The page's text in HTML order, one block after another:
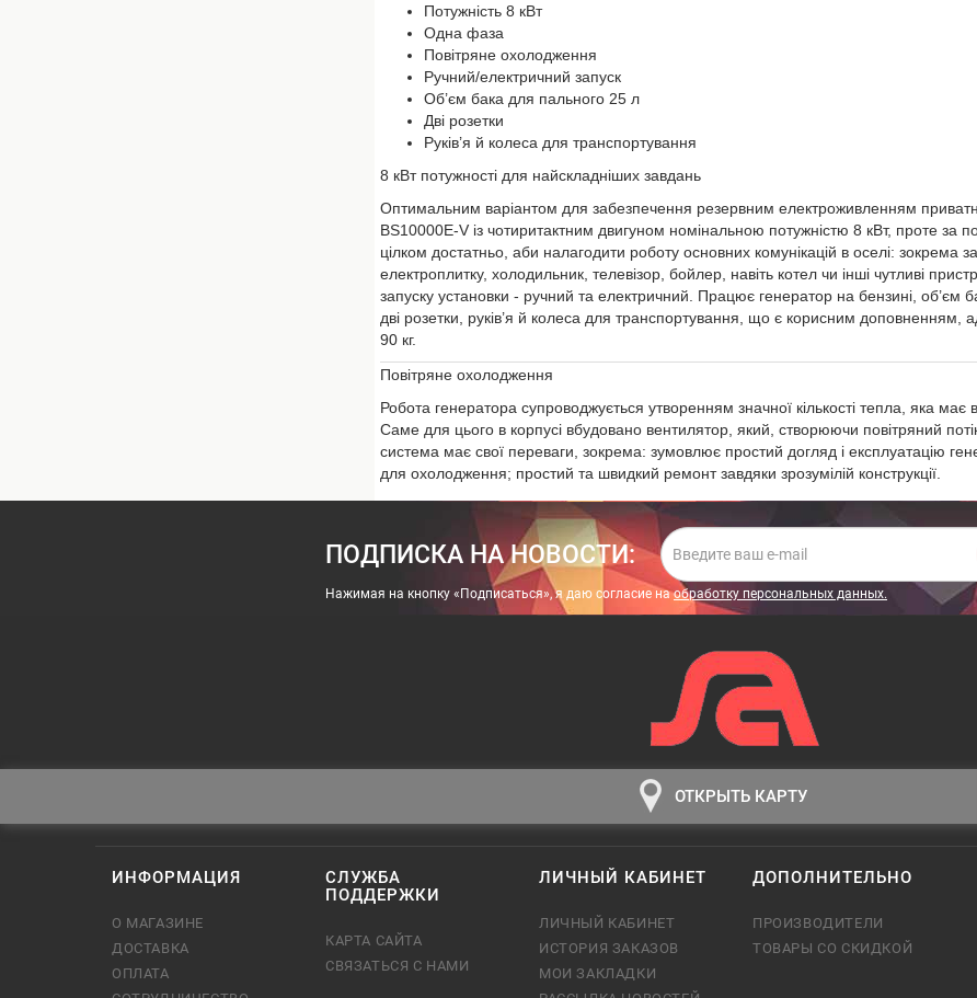
Потужність 8 кВт
Одна фаза
Повітряне охолодження
Ручний/електричний запуск
Об’єм бака для пального 25 л
Дві розетки
Руків’я й колеса для транспортування
8 кВт потужності для найскладніших завдань
Оптимальним варіантом для забезпечення резервним електроживленням
BS10000E-V із чотиритактним двигуном номінальною потужністю 8 кВт, проте за
цілком достатньо, аби налагодити роботу основних комунікацій в оселі: зокрема
електроплитку, холодильник, телевізор, бойлер, навіть котел чи інші чутливі
запуску установки - ручний та електричний. Працює генератор на бензині,
дві розетки, руків’я й колеса для транспортування, що є корисним
90 кг.
Повітряне охолодження
Робота генератора супроводжується утворенням значної кількості тепла, яка має
Саме для цього в корпусі вбудовано вентилятор, який, створюючи повітряний
система має свої переваги, зокрема: зумовлює простий догляд і експлуатацію
для охолодження; простий та швидкий ремонт завдяки зрозумілій конструкції.
ПОДПИСКА НА НОВОСТИ:
Нажимая на кнопку «Подписаться», я даю cогласие наобработку персональных данных.
ОТКРЫТЬ КАРТУ
ИНФОРМАЦИЯ
О МАГАЗИНЕ
ДОСТАВКА
ОПЛАТА
СЛУЖБА
ПОДДЕРЖКИ
КАРТА САЙТА
СВЯЗАТЬСЯ С НАМИ
ЛИЧНЫЙ КАБИНЕТ
ЛИЧНЫЙ КАБИНЕТ
ИСТОРИЯ ЗАКАЗОВ
МОИ ЗАКЛАДКИ
ДОПОЛНИТЕЛЬНО
ПРОИЗВОДИТЕЛИ
ТОВАРЫ СО СКИДКОЙ